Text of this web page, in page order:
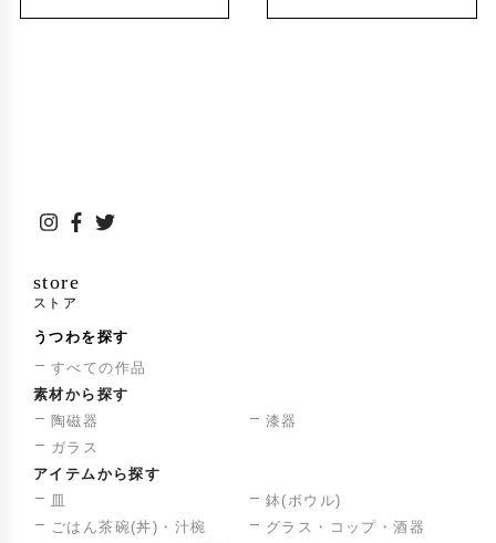
store
ストア
うつわを探す
すべての作品
素材から探す
陶磁器
漆器
ガラス
アイテムから探す
皿
鉢(ボウル)
ごはん茶碗(丼)・汁椀
グラス・コップ・酒器